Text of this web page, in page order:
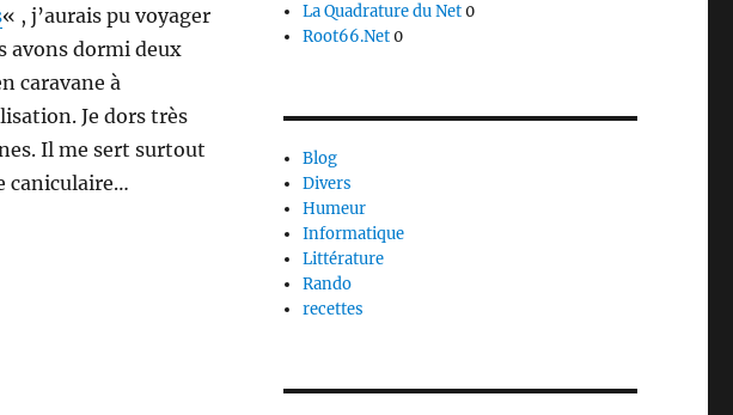
« , j’aurais pu voyager
avons dormi deux
caravane à
Je dors très
Il me sert surtout
caniculaire…
: sur les Pas des Maîtres Sonneurs »
La Quadrature du Net0
Root66.Net0
Blog
Divers
Humeur
Informatique
Littérature
Rando
recettes